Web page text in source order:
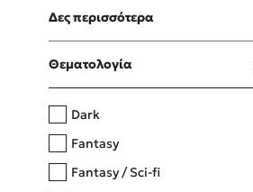
Η μέθοδος Αφήστε
Λευκώματα - Έγχρωμοι οδηγοί
Μαγειρική
Δες περισσότερα
Θεματολογία
Dark
Fantasy
Fantasy / Sci-fi